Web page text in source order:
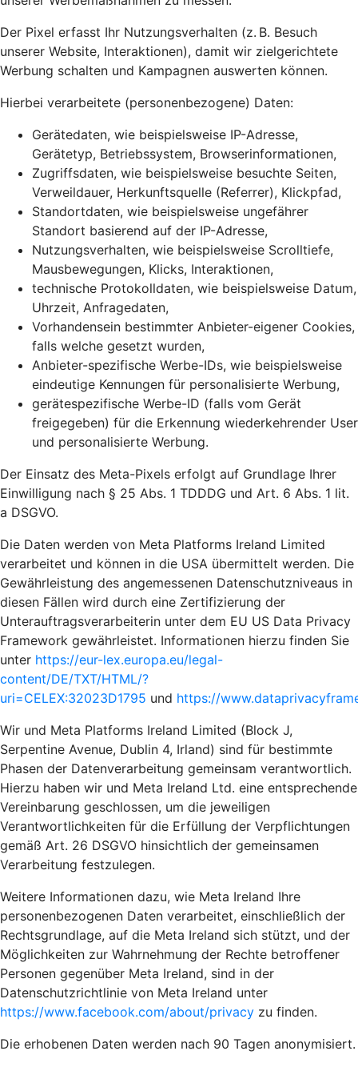
Der Pixel erfasst Ihr Nutzungsverhalten (z. B. Besuch
unserer Website, Interaktionen), damit wir zielgerichtete
Werbung schalten und Kampagnen auswerten können.
Hierbei verarbeitete (personenbezogene) Daten:
Gerätedaten, wie beispielsweise IP-Adresse,
Gerätetyp, Betriebssystem, Browserinformationen,
Zugriffsdaten, wie beispielsweise besuchte Seiten,
Verweildauer, Herkunftsquelle (Referrer), Klickpfad,
Standortdaten, wie beispielsweise ungefährer
Standort basierend auf der IP-Adresse,
Nutzungsverhalten, wie beispielsweise Scrolltiefe,
Mausbewegungen, Klicks, Interaktionen,
technische Protokolldaten, wie beispielsweise Datum,
Uhrzeit, Anfragedaten,
Vorhandensein bestimmter Anbieter-eigener Cookies,
falls welche gesetzt wurden,
Anbieter-spezifische Werbe-IDs, wie beispielsweise
eindeutige Kennungen für personalisierte Werbung,
gerätespezifische Werbe-ID (falls vom Gerät
freigegeben) für die Erkennung wiederkehrender User
und personalisierte Werbung.
Der Einsatz des Meta-Pixels erfolgt auf Grundlage Ihrer
Einwilligung nach § 25 Abs. 1 TDDDG und Art. 6 Abs. 1 lit.
a DSGVO.
Die Daten werden von Meta Platforms Ireland Limited
verarbeitet und können in die USA übermittelt werden. Die
Gewährleistung des angemessenen Datenschutzniveaus in
diesen Fällen wird durch eine Zertifizierung der
Unterauftragsverarbeiterin unter dem EU US Data Privacy
Framework gewährleistet. Informationen hierzu finden Sie
unter https://eur-lex.europa.eu/legal-
content/DE/TXT/HTML/?
uri=CELEX:32023D1795 und https://
Wir und Meta Platforms Ireland Limited (Block J,
Serpentine Avenue, Dublin 4, Irland) sind für bestimmte
Phasen der Datenverarbeitung gemeinsam verantwortlich.
Hierzu haben wir und Meta Ireland Ltd. eine entsprechende
Vereinbarung geschlossen, um die jeweiligen
Verantwortlichkeiten für die Erfüllung der Verpflichtungen
gemäß Art. 26 DSGVO hinsichtlich der gemeinsamen
Verarbeitung festzulegen.
Weitere Informationen dazu, wie Meta Ireland Ihre
personenbezogenen Daten verarbeitet, einschließlich der
Rechtsgrundlage, auf die Meta Ireland sich stützt, und der
Möglichkeiten zur Wahrnehmung der Rechte betroffener
Personen gegenüber Meta Ireland, sind in der
Datenschutzrichtlinie von Meta Ireland unter
https://www.facebook.com/about/privacy zu finden.
Die erhobenen Daten werden nach 90 Tagen anonymisiert.